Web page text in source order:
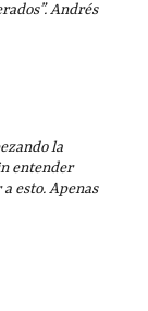
Andrés
la
entender
esto. Apenas